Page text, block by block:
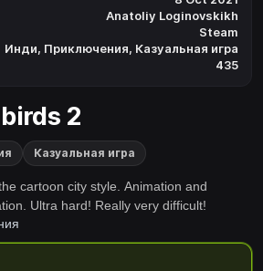
Anatoliy Loginovskikh
Steam
Инди, Приключения, Казуальная игра
435
2
Казуальная игра
cartoon city style. Animation and
Ultra hard! Really very difficult!